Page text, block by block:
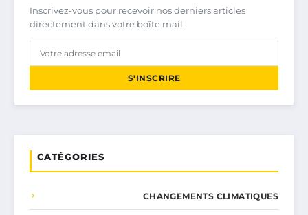
Inscrivez-vous pour recevoir nos derniers articles
directement dans votre boîte mail.
S'INSCRIRE
CATÉGORIES
CHANGEMENTS CLIMATIQUES